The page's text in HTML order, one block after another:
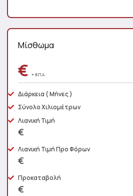
Μίσθωμα
€+ Φ.Π.Α.
Διάρκεια ( Μήνες )
Σύνολο Χιλιομέτρων
Λιανική Τιμή
€
Λιανική Τιμή Προ Φόρων
€
Προκαταβολή
€